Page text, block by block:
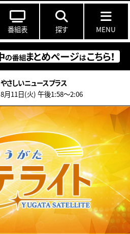
番組表 探す MENU
やさしいニュースプラス
8月11日(火) 午後1:58〜2:06